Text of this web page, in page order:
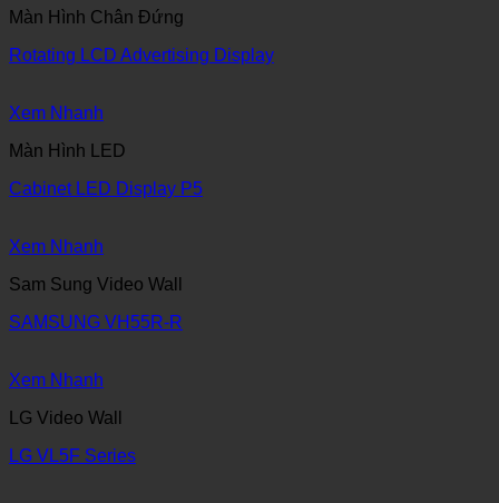
Màn Hình Chân Đứng
Rotating LCD Advertising Display
Xem Nhanh
Màn Hình LED
Cabinet LED Display P5
Xem Nhanh
Sam Sung Video Wall
SAMSUNG VH55R-R
Xem Nhanh
LG Video Wall
LG VL5F Series